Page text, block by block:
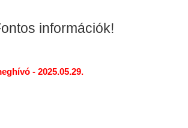
információk!
- 2025.05.29.